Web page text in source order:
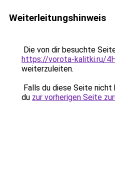
Weiterleitungshinweis
Die von dir besuchte
https://vorota-kalitki.ru/
weiterzuleiten.
Falls du diese Seite
du zur vorherigen Seite